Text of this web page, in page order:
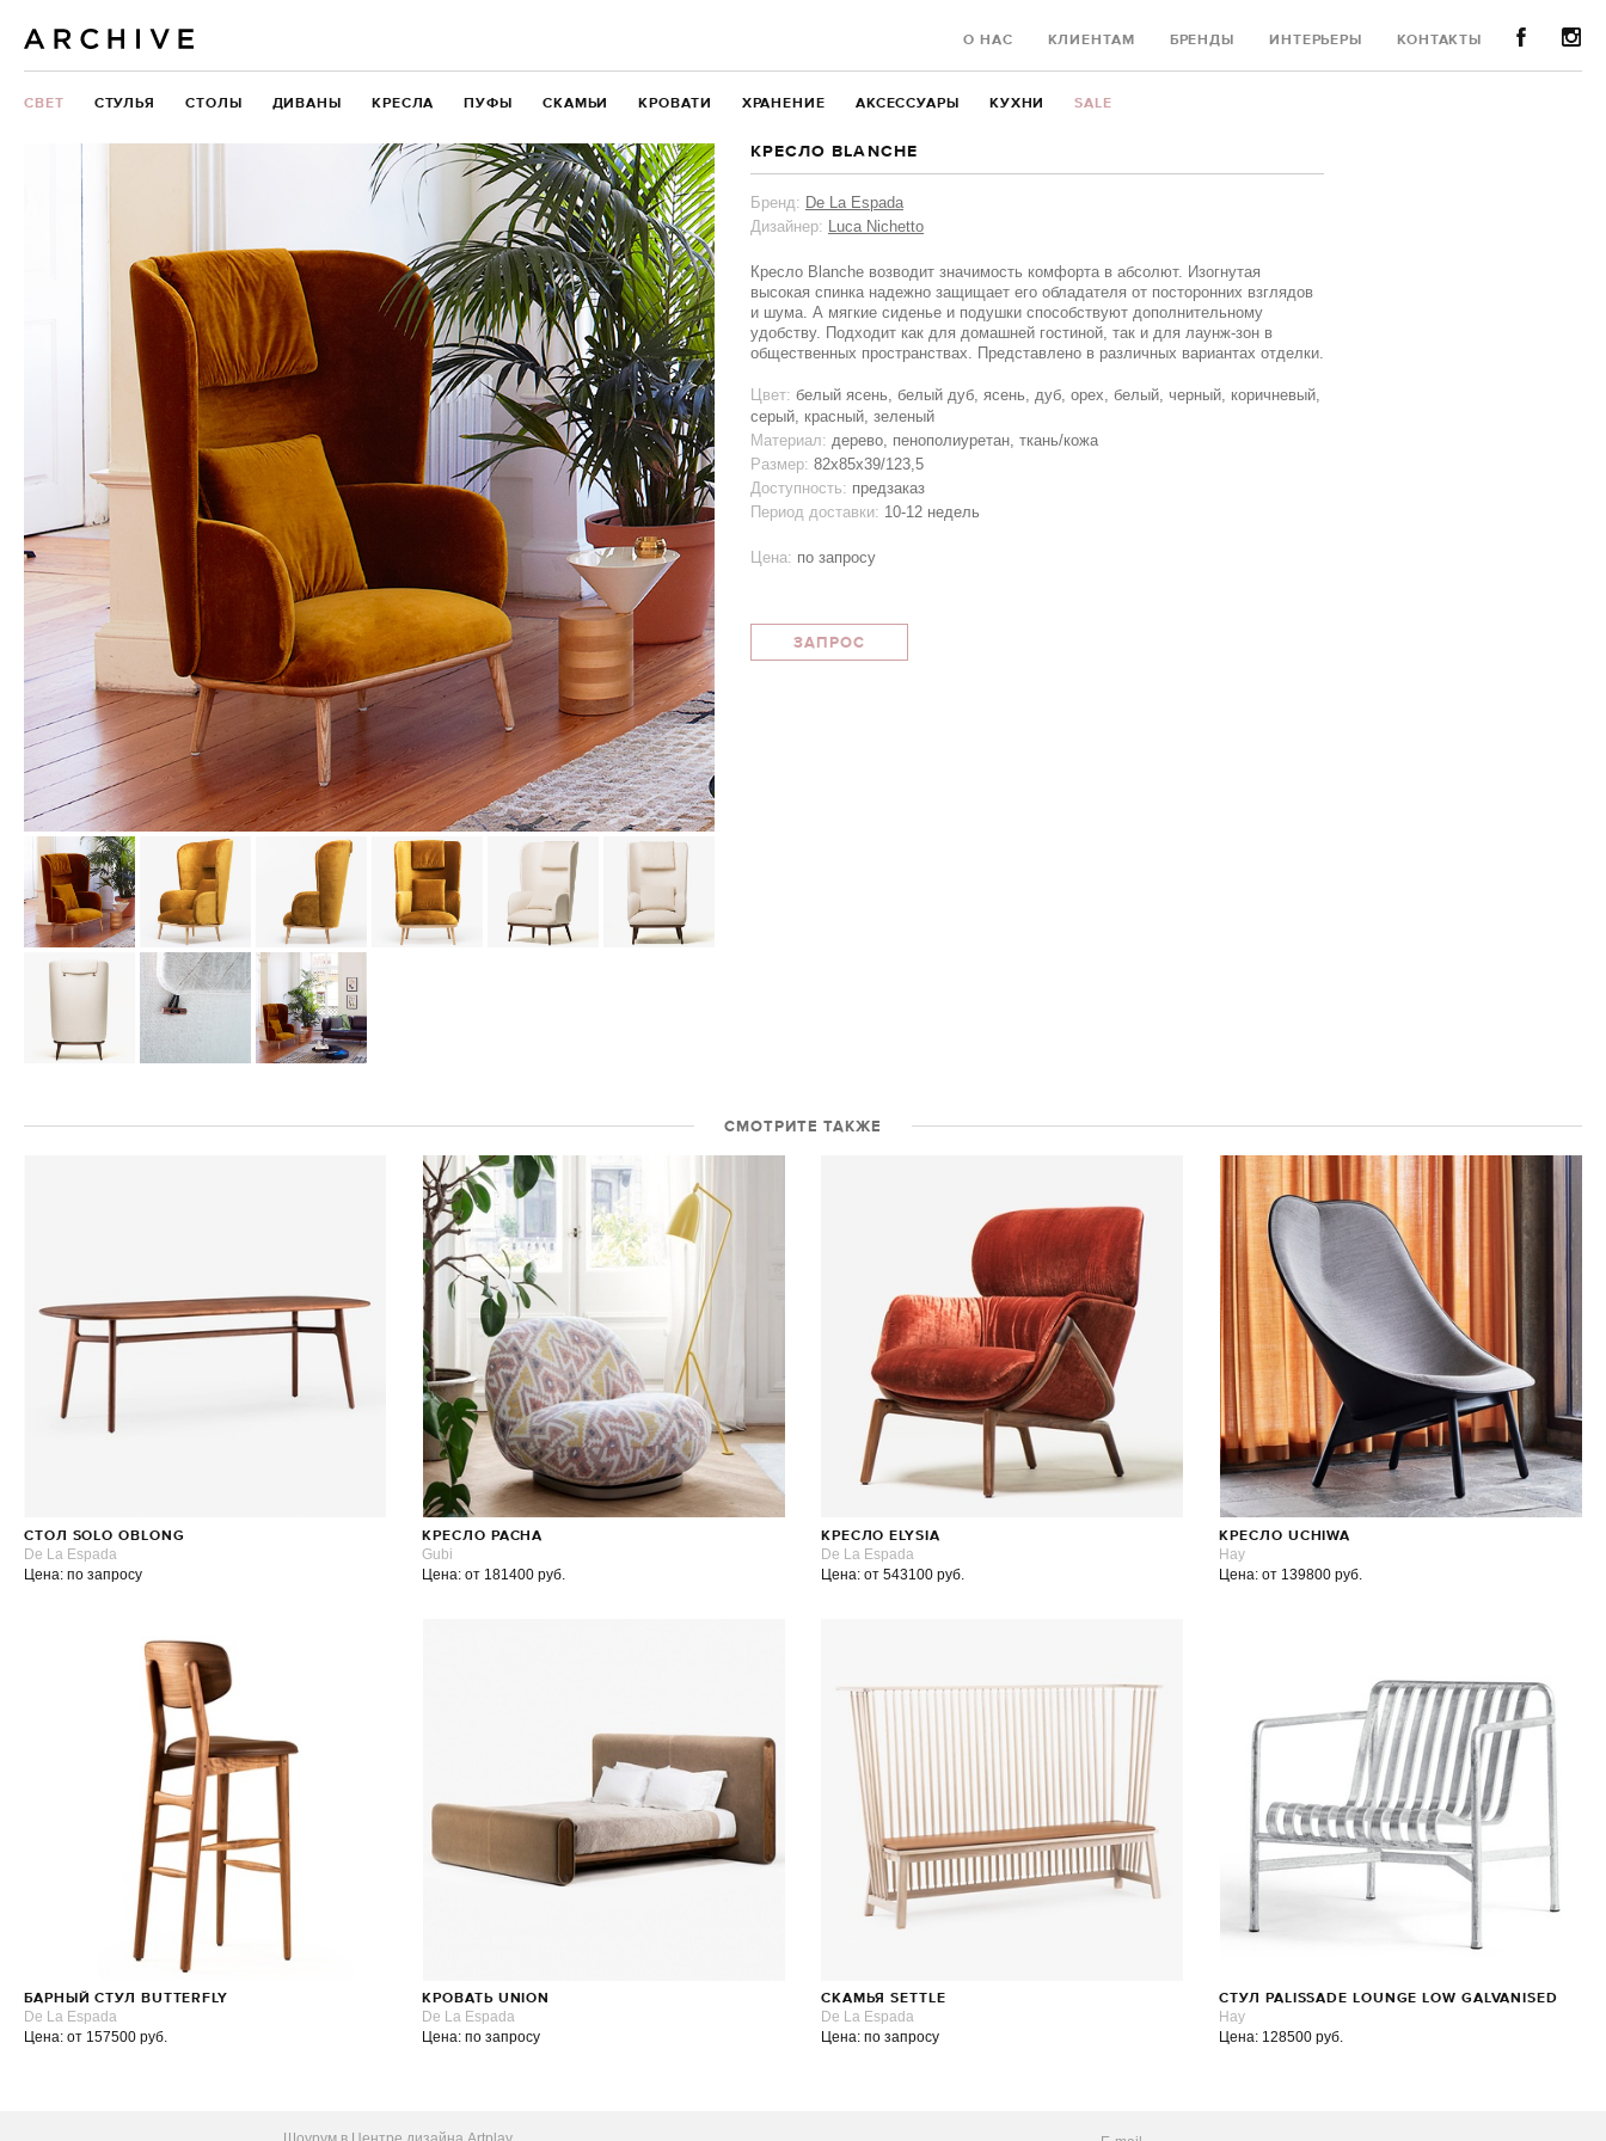
СВЕТ СТУЛЬЯ СТОЛЫ ДИВАНЫ КРЕСЛА ПУФЫ СКАМЬИ КРОВАТИ ХРАНЕНИЕ АКСЕССУАРЫ КУХНИ SALE
О НАС КЛИЕНТАМ БРЕНДЫ ИНТЕРЬЕРЫ КОНТАКТЫ
КРЕСЛО BLANCHE
Бренд: De La Espada
Дизайнер: Luca Nichetto
Кресло Blanche возводит значимость комфорта в абсолют. Изогнутая
высокая спинка надежно защищает его обладателя от посторонних взглядов
и шума. А мягкие сиденье и подушки способствуют дополнительному
удобству. Подходит как для домашней гостиной, так и для лаунж-зон в
общественных пространствах. Представлено в различных вариантах отделки.
Цвет: белый ясень, белый дуб, ясень, дуб, орех, белый, черный, коричневый,
серый, красный, зеленый
Материал: дерево, пенополиуретан, ткань/кожа
Размер: 82x85x39/123,5
Доступность: предзаказ
Период доставки: 10-12 недель
Цена: по запросу
ЗАПРОС
СМОТРИТЕ ТАКЖЕ
СТОЛ SOLO OBLONG
De La Espada
Цена: по запросу
КРЕСЛО PACHA
Gubi
Цена: от 181400 руб.
КРЕСЛО ELYSIA
De La Espada
Цена: от 543100 руб.
КРЕСЛО UCHIWA
Hay
Цена: от 139800 руб.
БАРНЫЙ СТУЛ BUTTERFLY
De La Espada
Цена: от 157500 руб.
КРОВАТЬ UNION
De La Espada
Цена: по запросу
СКАМЬЯ SETTLE
De La Espada
Цена: по запросу
СТУЛ PALISSADE LOUNGE LOW GALVANISED
Hay
Цена: 128500 руб.